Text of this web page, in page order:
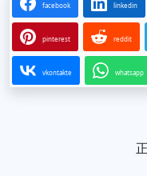
facebook linkedin
pinterest reddit
vkontakte whatsapp